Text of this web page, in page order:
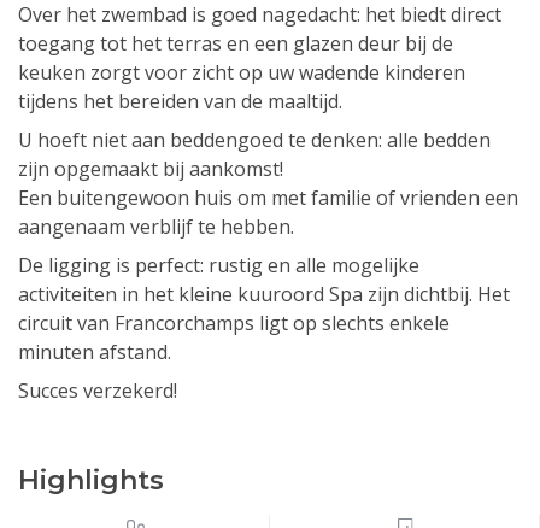
Over het zwembad is goed nagedacht: het biedt direct
toegang tot het terras en een glazen deur bij de
keuken zorgt voor zicht op uw wadende kinderen
tijdens het bereiden van de maaltijd.
U hoeft niet aan beddengoed te denken: alle bedden
zijn opgemaakt bij aankomst!
Een buitengewoon huis om met familie of vrienden een
aangenaam verblijf te hebben.
De ligging is perfect: rustig en alle mogelijke
activiteiten in het kleine kuuroord Spa zijn dichtbij. Het
circuit van Francorchamps ligt op slechts enkele
minuten afstand.
Succes verzekerd!
Highlights